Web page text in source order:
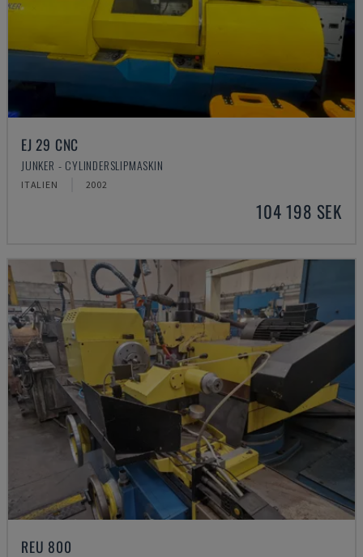
EJ 29 CNC
JUNKER - CYLINDERSLIPMASKIN
ITALIEN 2002
104 198 SEK
REU 800